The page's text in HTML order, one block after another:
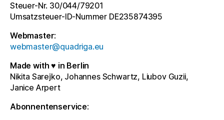
Steuer-Nr. 30/044/79201
Umsatzsteuer-ID-Nummer DE235874395
Webmaster:
webmaster@quadriga.eu
Made with ♥ in Berlin
Nikita Sarejko, Johannes Schwartz, Liubov Guzii,
Janice Arpert
Abonnentenservice: